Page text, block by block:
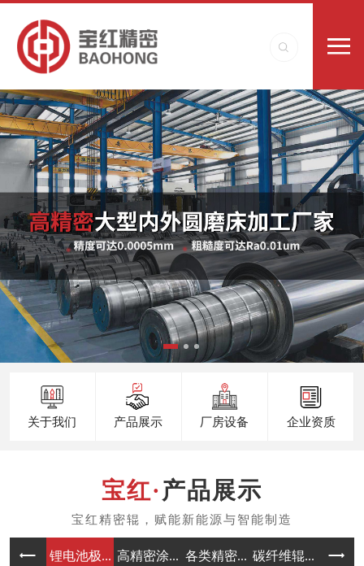
关于我们 产品展示 厂房设备 企业资质
产品展示
锂电池极... 高精密涂... 各类精密... 碳纤维辊... 包胶